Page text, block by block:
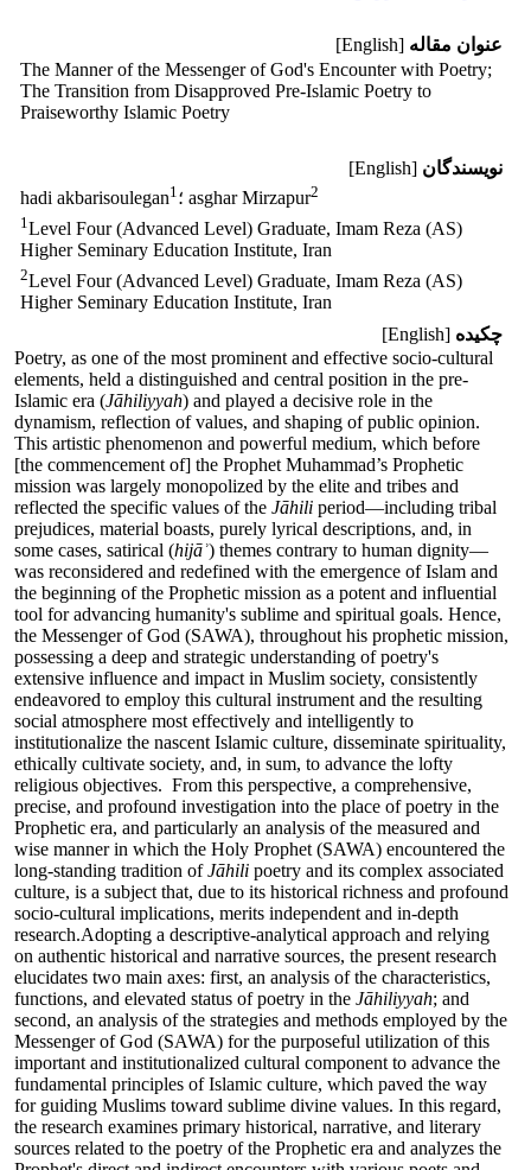
عنوان مقاله [English]
The Manner of the Messenger of God's Encounter with Poetry;
The Transition from Disapproved Pre-Islamic Poetry to
Praiseworthy Islamic Poetry
نویسندگان [English]
hadi akbarisoulegan1 ؛ asghar Mirzapur2
1 Level Four (Advanced Level) Graduate, Imam Reza (AS)
Higher Seminary Education Institute, Iran
2Level Four (Advanced Level) Graduate, Imam Reza (AS)
Higher Seminary Education Institute, Iran
چکیده [English]
Poetry, as one of the most prominent and effective socio-cultural
elements, held a distinguished and central position in the pre-
Islamic era (Jāhiliyyah) and played a decisive role in the
dynamism, reflection of values, and shaping of public opinion.
This artistic phenomenon and powerful medium, which before
[the commencement of] the Prophet Muhammad’s Prophetic
mission was largely monopolized by the elite and tribes and
reflected the specific values of the Jāhili period—including tribal
prejudices, material boasts, purely lyrical descriptions, and, in
some cases, satirical (hijāʾ) themes contrary to human dignity—
was reconsidered and redefined with the emergence of Islam and
the beginning of the Prophetic mission as a potent and influential
tool for advancing humanity's sublime and spiritual goals. Hence,
the Messenger of God (SAWA), throughout his prophetic mission,
possessing a deep and strategic understanding of poetry's
extensive influence and impact in Muslim society, consistently
endeavored to employ this cultural instrument and the resulting
social atmosphere most effectively and intelligently to
institutionalize the nascent Islamic culture, disseminate spirituality,
ethically cultivate society, and, in sum, to advance the lofty
religious objectives. From this perspective, a comprehensive,
precise, and profound investigation into the place of poetry in the
Prophetic era, and particularly an analysis of the measured and
wise manner in which the Holy Prophet (SAWA) encountered the
long-standing tradition ofJāhili poetry and its complex associated
culture, is a subject that, due to its historical richness and profound
socio-cultural implications, merits independent and in-depth
research.Adopting a descriptive-analytical approach and relying
on authentic historical and narrative sources, the present research
elucidates two main axes: first, an analysis of the characteristics,
functions, and elevated status of poetry in the Jāhiliyyah; and
second, an analysis of the strategies and methods employed by the
Messenger of God (SAWA) for the purposeful utilization of this
important and institutionalized cultural component to advance the
fundamental principles of Islamic culture, which paved the way
for guiding Muslims toward sublime divine values. In this regard,
the research examines primary historical, narrative, and literary
sources related to the poetry of the Prophetic era and analyzes the